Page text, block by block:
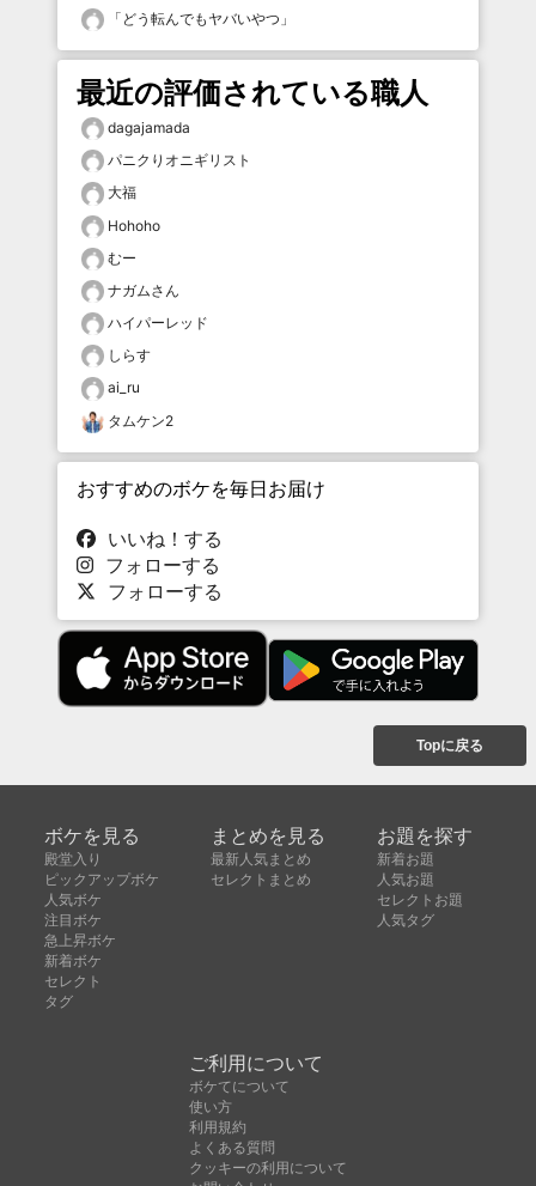
「 どう転んでもヤバいやつ 」
最近の評価されている職人
dagajamada
パニクりオニギリスト
大福
Hohoho
むー
ナガムさん
ハイパーレッド
しらす
ai_ru
タムケン2
おすすめのボケを毎日お届け
いいね！する
フォローする
フォローする
Topに戻る
ボケを見る
殿堂入り
ピックアップボケ
人気ボケ
注目ボケ
急上昇ボケ
新着ボケ
セレクト
タグ
まとめを見る
最新人気まとめ
セレクトまとめ
お題を探す
新着お題
人気お題
セレクトお題
人気タグ
ご利用について
ボケてについて
使い方
利用規約
よくある質問
クッキーの利用について